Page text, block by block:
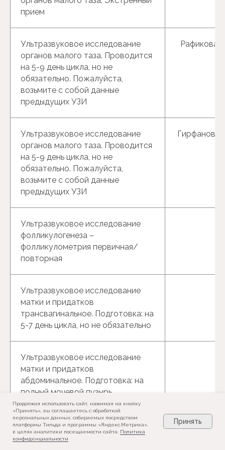
прием
Ультразвуковое исследование
органов малого таза. Проводится
на 5-9 день цикла, но не
обязательно. Пожалуйста,
возьмите с собой данные
предыдущих УЗИ
Рафикова
Ультразвуковое исследование
органов малого таза. Проводится
на 5-9 день цикла, но не
обязательно. Пожалуйста,
возьмите с собой данные
предыдущих УЗИ
Гирфанова
Ультразвуковое исследование
фолликулогенеза –
фолликулометрия первичная/
повторная
Ультразвуковое исследование
матки и придатков
трансвагинальное. Подготовка: на
5-7 день цикла, но не обязательно
Ультразвуковое исследование
матки и придатков
абдоминальное. Подготовка: на
полный мочевой пузырь
Ультразвуковое исследование
мочевыводящих путей (УЗИ
+7-(904)-664-18-18
город Альметьевск, г.
персональный план решения
вашей проблемы
{Записаться}
АРКЛИНИКА
Политика
Согласие с Политикой
Разработка сайта
Продолжая использовать сайт, нажимая на кнопку
«Принять», вы соглашаетесь с обработкой
персональных данных, собираемых посредством
платформы Тильда и программы «Яндекс.Метрика»,
в целях аналитики посещаемости сайта. Политика
конфиденциальности
Принять